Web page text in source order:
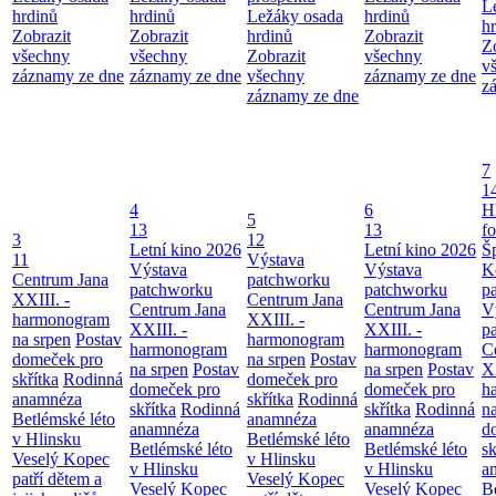
hrdinů
Zobrazit
všechny
záznamy ze dne
hrdinů
Zobrazit
všechny
záznamy ze dne
Ležáky osada
hrdinů
Zobrazit
všechny
záznamy ze dne
hrdinů
Zobrazit
všechny
záznamy ze dne
3
11
Centrum Jana
XXIII. -
harmonogram
na srpen Postav
domeček pro
skřítka Rodinná
anamnéza
Betlémské léto
v Hlinsku
Veselý Kopec
patří dětem a
4
13
Letní kino 2026
Výstava
patchworku
Centrum Jana
XXIII. -
harmonogram
na srpen Postav
domeček pro
skřítka Rodinná
anamnéza
Betlémské léto
v Hlinsku
Veselý Kopec
5
12
Výstava
patchworku
Centrum Jana
XXIII. -
harmonogram
na srpen Postav
domeček pro
skřítka Rodinná
anamnéza
Betlémské léto
v Hlinsku
Veselý Kopec
6
13
Letní kino 2026
Výstava
patchworku
Centrum Jana
XXIII. -
harmonogram
na srpen Postav
domeček pro
skřítka Rodinná
anamnéza
Betlémské léto
v Hlinsku
Veselý Kopec
7